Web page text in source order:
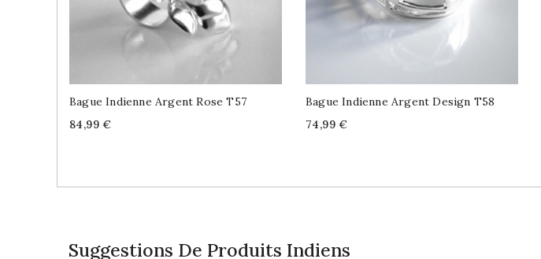
Bague Indienne Argent Rose T57
Price
84,99 €
Bague Indienne Argent Design T58
Price
74,99 €
Suggestions De Produits Indiens